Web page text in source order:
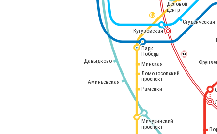
8 А
14
Минская
Ломоносовский
проспект
Раменки
Парк
Победы
Мичуринский
проспект
Аминьевская
Давыдково
Деловой
центр
Кутузовская
Студенческая